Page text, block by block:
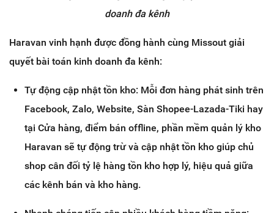
doanh đa kênh
Haravan vinh hạnh được đồng hành cùng Missout giải
quyết bài toán kinh doanh đa kênh:
Tự động cập nhật tồn kho: Mỗi đơn hàng phát sinh trên
Facebook, Zalo, Website, Sàn Shopee-Lazada-Tiki hay
tại Cửa hàng, điểm bán offline, phần mềm quản lý kho
Haravan sẽ tự động trừ và cập nhật tồn kho giúp chủ
shop cân đối tỷ lệ hàng tồn kho hợp lý, hiệu quả giữa
các kênh bán và kho hàng.